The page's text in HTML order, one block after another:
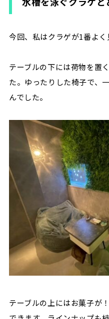
今回、私はクラゲが1番よく
テーブルの下には荷物を置
た。ゆったりした椅子で、
んでした。
テーブルの上にはお菓子が